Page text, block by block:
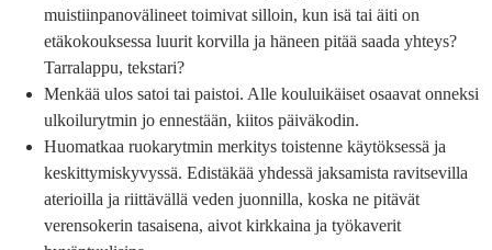
muistiinpanovälineet toimivat silloin, kun isä tai äiti on
etäkokouksessa luurit korvilla ja häneen pitää saada yhteys?
Tarralappu, tekstari?
Menkää ulos satoi tai paistoi. Alle kouluikäiset osaavat onneksi
ulkoilurytmin jo ennestään, kiitos päiväkodin.
Huomatkaa ruokarytmin merkitys toistenne käytöksessä ja
keskittymiskyvyssä. Edistäkää yhdessä jaksamista ravitsevilla
aterioilla ja riittävällä veden juonnilla, koska ne pitävät
verensokerin tasaisena, aivot kirkkaina ja työkaverit